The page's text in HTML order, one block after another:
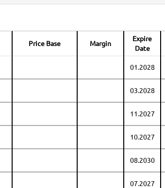
Price Base Margin
Expire
Date
01.2028
03.2028
11.2027
10.2027
08.2030
07.2027